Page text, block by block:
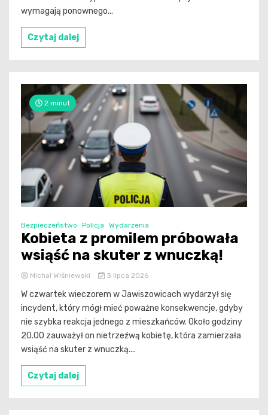
wymagają ponownego...
Czytaj dalej
2 minut
Bezpieczeństwo Policja Wydarzenia
Kobieta z promilem próbowała
wsiąść na skuter z wnuczką!
Michał Wiśniewski 3 lipca 2026
W czwartek wieczorem w Jawiszowicach wydarzył się
incydent, który mógł mieć poważne konsekwencje, gdyby
nie szybka reakcja jednego z mieszkańców. Około godziny
20.00 zauważył on nietrzeźwą kobietę, która zamierzała
wsiąść na skuter z wnuczką....
Czytaj dalej